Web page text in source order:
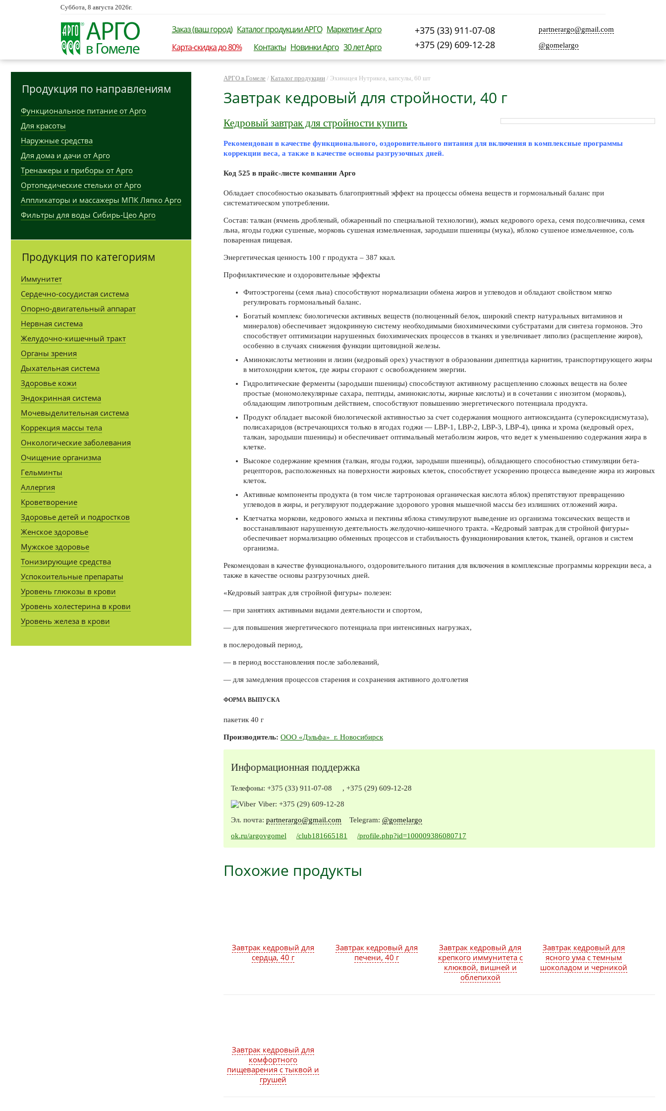
Суббота, 8 августа 2026г.
Заказ (ваш город) Каталог продукции АРГО Маркетинг Арго
Карта-скидка до 80%
Контакты Новинки Арго 30 лет Арго
partnerargo@gmail.com
@gomelargo
+375 (33) 911-07-08
+375 (29) 609-12-28
АРГО в Гомеле / Каталог продукции / Эхинацея Нутрикеа, капсулы, 60 шт
Завтрак кедровый для стройности, 40 г
Кедровый завтрак для стройности купить
Рекомендован в качестве функционального, оздоровительного питания для включения в комплексные программы
коррекции веса, а также в качестве основы разгрузочных дней.
Код 525 в прайс-листе компании Арго
Обладает способностью оказывать благоприятный эффект на процессы обмена веществ и гормональный баланс при
систематическом употреблении.
Состав: талкан (ячмень дробленый, обжаренный по специальной технологии), жмых кедрового ореха, семя подсолнечника, семя
льна, ягоды годжи сушеные, морковь сушеная измельченная, зародыши пшеницы (мука), яблоко сушеное измельченное, соль
поваренная пищевая.
Энергетическая ценность 100 г продукта – 387 ккал.
Профилактические и оздоровительные эффекты
Фитоэстрогены (семя льна) способствуют нормализации обмена жиров и углеводов и обладают свойством мягко
регулировать гормональный баланс.
Богатый комплекс биологически активных веществ (полноценный белок, широкий спектр натуральных витаминов и
минералов) обеспечивает эндокринную систему необходимыми биохимическими субстратами для синтеза гормонов. Это
способствует оптимизации нарушенных биохимических процессов в тканях и увеличивает липолиз (расщепление жиров),
особенно в случаях снижения функции щитовидной железы.
Аминокислоты метионин и лизин (кедровый орех) участвуют в образовании дипептида карнитин, транспортирующего жиры
в митохондрии клеток, где жиры сгорают с освобождением энергии.
Гидролитические ферменты (зародыши пшеницы) способствуют активному расщеплению сложных веществ на более
простые (мономолекулярные сахара, пептиды, аминокислоты, жирные кислоты) и в сочетании с инозитом (морковь),
обладающим липотропным действием, способствуют повышению энергетического потенциала продукта.
Продукт обладает высокой биологической активностью за счет содержания мощного антиоксиданта (супероксидисмутаза),
полисахаридов (встречающихся только в ягодах годжи — LBP-1, LBP-2, LBP-3, LBP-4), цинка и хрома (кедровый орех,
талкан, зародыши пшеницы) и обеспечивает оптимальный метаболизм жиров, что ведет к уменьшению содержания жира в
клетке.
Высокое содержание кремния (талкан, ягоды годжи, зародыши пшеницы), обладающего способностью стимуляции бета-
рецепторов, расположенных на поверхности жировых клеток, способствует ускорению процесса выведение жира из жировых
клеток.
Активные компоненты продукта (в том числе тартроновая органическая кислота яблок) препятствуют превращению
углеводов в жиры, и регулируют поддержание здорового уровня мышечной массы без излишних отложений жира.
Клетчатка моркови, кедрового жмыха и пектины яблока стимулируют выведение из организма токсических веществ и
восстанавливают нарушенную деятельность желудочно-кишечного тракта. «Кедровый завтрак для стройной фигуры»
обеспечивает нормализацию обменных процессов и стабильность функционирования клеток, тканей, органов и систем
организма.
Рекомендован в качестве функционального, оздоровительного питания для включения в комплексные программы коррекции веса, а
также в качестве основы разгрузочных дней.
«Кедровый завтрак для стройной фигуры» полезен:
— при занятиях активными видами деятельности и спортом,
— для повышения энергетического потенциала при интенсивных нагрузках,
в послеродовый период,
— в период восстановления после заболеваний,
— для замедления процессов старения и сохранения активного долголетия
ФОРМА ВЫПУСКА
пакетик 40 г
Производитель: ООО «Дэльфа» г. Новосибирск
Информационная поддержка
Телефоны: +375 (33) 911-07-08 , +375 (29) 609-12-28
Viber: +375 (29) 609-12-28
Эл. почта: partnerargo@gmail.com Telegram: @gomelargo
ok.ru/argovgomel
/club181665181 /profile.php?id=100009386080717
Похожие продукты
Завтрак кедровый для
сердца, 40 г
Завтрак кедровый для
печени, 40 г
Завтрак кедровый для
крепкого иммунитета с
клюквой, вишней и
облепихой
Завтрак кедровый для
ясного ума с темным
шоколадом и черникой
Завтрак кедровый для
комфортного
пищеварения с тыквой и
грушей
Продукция по направлениям
Функциональное питание от Арго
Для красоты
Наружные средства
Для дома и дачи от Арго
Тренажеры и приборы от Арго
Ортопедические стельки от Арго
Аппликаторы и массажеры МПК Ляпко Арго
Фильтры для воды Сибирь-Цео Арго
Продукция по категориям
Иммунитет
Сердечно-сосудистая система
Опорно-двигательный аппарат
Нервная система
Желудочно-кишечный тракт
Органы зрения
Дыхательная система
Здоровье кожи
Эндокринная система
Мочевыделительная система
Коррекция массы тела
Онкологические заболевания
Очищение организма
Гельминты
Аллергия
Кроветворение
Здоровье детей и подростков
Женское здоровье
Мужское здоровье
Тонизирующие средства
Успокоительные препараты
Уровень глюкозы в крови
Уровень холестерина в крови
Уровень железа в крови